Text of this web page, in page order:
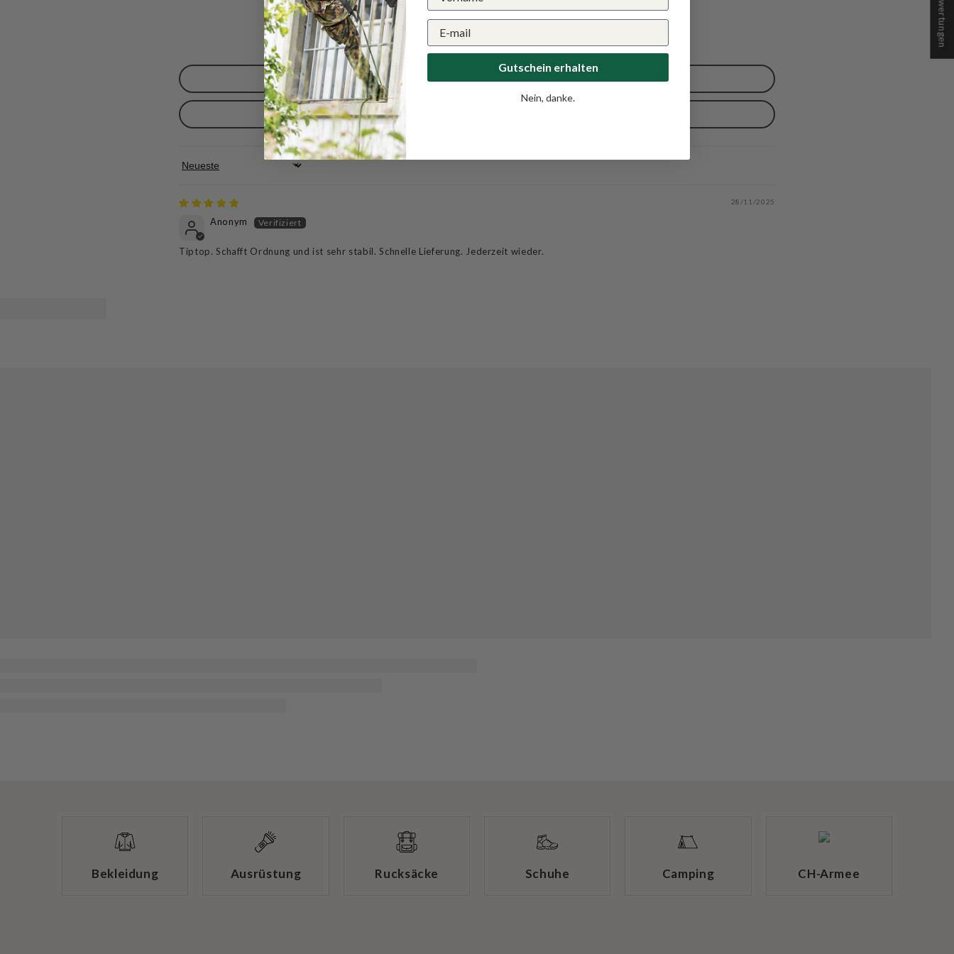
0
Schreibe eine Bewertung
Sort by
28/11/2025
Anonym
Tiptop. Schafft Ordnung und ist sehr stabil. Schnelle Lieferung. Jederzeit wieder.
Bekleidung Ausrüstung Rucksäcke Schuhe Camping CH-Armee
Gutschein erhalten
Nein, danke.